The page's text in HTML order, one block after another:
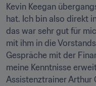
Kevin Keegan
hat. Ich bin also direkt
das war sehr gut für
mit ihm in die
Gespräche mit der
meine Kenntnisse
Assistenztrainer Arthur